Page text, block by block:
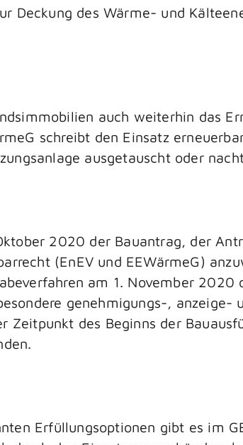
Deckung des Wärme- und
auch weiterhin das
schreibt den Einsatz
ausgetauscht oder
2020 der Bauantrag, der
(EnEV und EEWärmeG)
am 1. November
genehmigungs-, anzeige-
des Beginns der
Erfüllungsoptionen gibt es im